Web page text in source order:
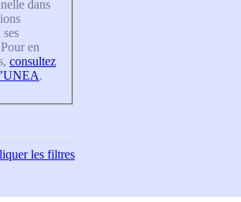
dans
ses
en
consultez
.
les filtres